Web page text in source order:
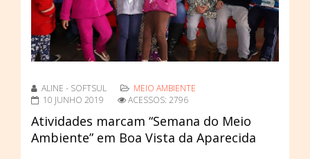
ALINE - SOFTSUL
MEIO AMBIENTE
10 JUNHO 2019
ACESSOS: 2796
Atividades marcam “Semana do Meio
Ambiente” em Boa Vista da Aparecida